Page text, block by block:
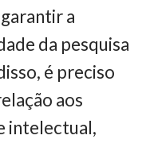
a
da pesquisa
é preciso
aos
intelectual,